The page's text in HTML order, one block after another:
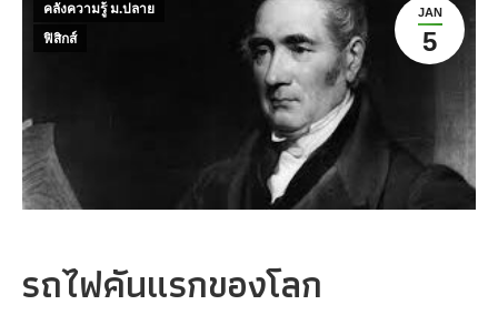
JAN
5
คลังความรู้ ม.ปลาย
ฟิสิกส์
รถไฟคันแรกของโลก